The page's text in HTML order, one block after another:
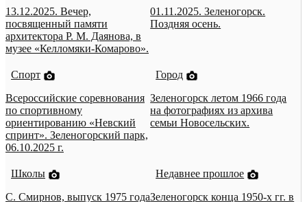
13.12.2025. Вечер,
посвященный памяти
архитектора Р. М. Даянова, в
музее «Келломяки-Комарово».
01.11.2025. Зеленогорск.
Поздняя осень.
Спорт
Всероссийские соревнования
по спортивному
ориентированию «Невский
спринт». Зеленогорский парк,
06.10.2025 г.
Город
Зеленогорск летом 1966 года
на фотографиях из архива
семьи Новосельских.
Школы
С. Смирнов, выпуск 1975 года
Недавнее прошлое
Зеленогорск конца 1950-х гг. в